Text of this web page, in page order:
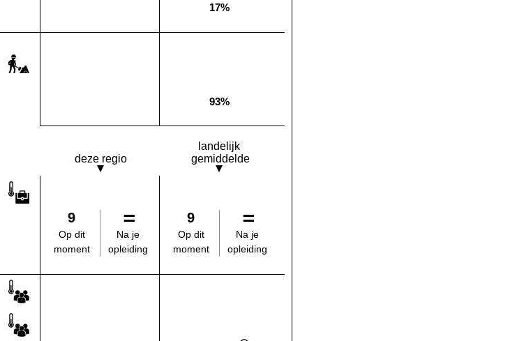
Landelijk gemiddelde:
17%
Landelijk gemiddelde:
93%
deze regio
landelijk
gemiddelde
9
Op dit
moment
Na je
opleiding
9
Op dit
moment
Na je
opleiding